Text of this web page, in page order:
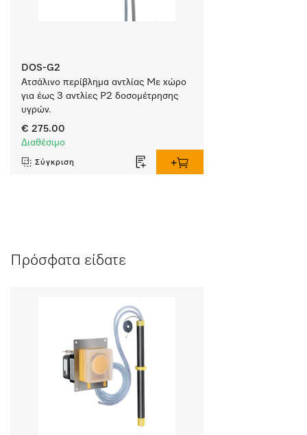
DOS-G2
Ατσάλινο περίβλημα αντλίας Με χώρο
για έως 3 αντλίες P2 δοσομέτρησης
υγρών.
€ 275.00
Διαθέσιμο
Σύγκριση
Πρόσφατα είδατε